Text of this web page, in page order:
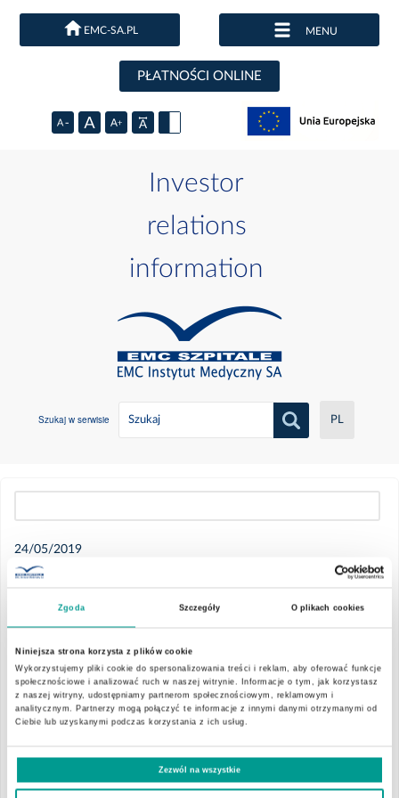
Zgoda Szczegóły O plikach cookies
Niniejsza strona korzysta z plików cookie
Wykorzystujemy pliki cookie do spersonalizowania treści i reklam, aby oferować funkcje
społecznościowe i analizować ruch w naszej witrynie. Informacje o tym, jak korzystasz
z naszej witryny, udostępniamy partnerom społecznościowym, reklamowym i
analitycznym. Partnerzy mogą połączyć te informacje z innymi danymi otrzymanymi od
Ciebie lub uzyskanymi podczas korzystania z ich usług.
Zezwól na wszystkie
EMC-SA.PL MENU
PŁATNOŚCI ONLINE
Investor
relations
information
Szukaj w serwisie PL
2021
Czerwiec
Maj
Luty
24/05/2019
Report 17/2019
The list of shareholders who held at least 5% of
May 24, 2019
The Management Board of EMC Instytut Medyczny S.A.
(hereinafter referred to as ‘the Company’) hands over as attached